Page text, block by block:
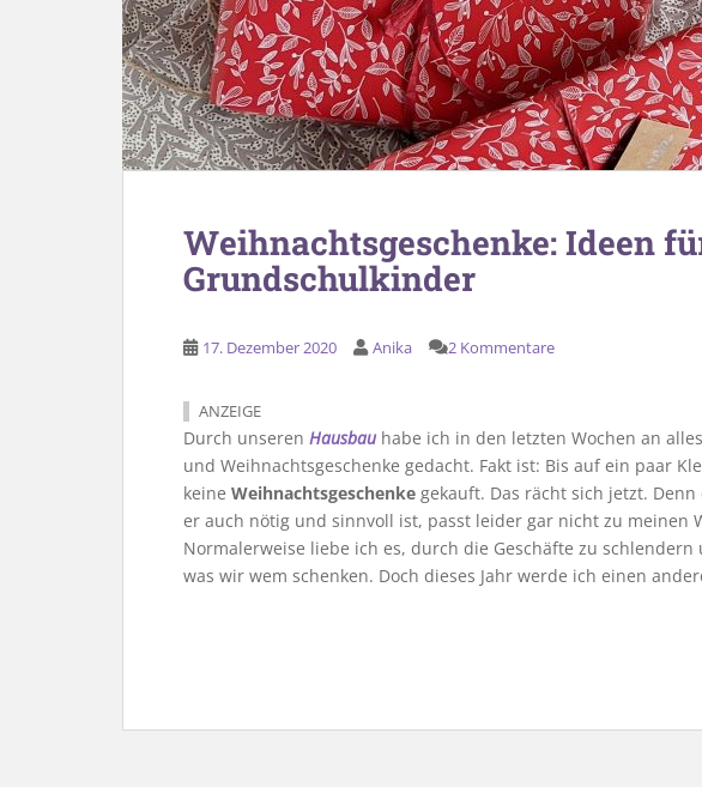
Weihnachtsgeschenke: Ideen
Grundschulkinder
17. Dezember 2020 Anika 2 Kommentare
ANZEIGE
Durch unseren Hausbau habe ich in den letzten Wochen an
und Weihnachtsgeschenke gedacht. Fakt ist: Bis auf ein paar
keine Weihnachtsgeschenke gekauft. Das rächt sich jetzt.
er auch nötig und sinnvoll ist, passt leider gar nicht zu meinen
Normalerweise liebe ich es, durch die Geschäfte zu
was wir wem schenken. Doch dieses Jahr werde ich einen